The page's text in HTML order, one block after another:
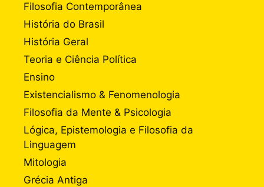
Filosofia Contemporânea
História do Brasil
História Geral
Teoria e Ciência Política
Ensino
Existencialismo & Fenomenologia
Filosofia da Mente & Psicologia
Lógica, Epistemologia e Filosofia da
Linguagem
Mitologia
Grécia Antiga